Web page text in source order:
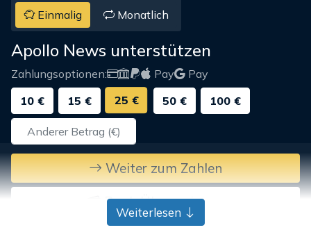
Einmalig Monatlich
Apollo News unterstützen
Zahlungsoptionen: Pay
Pay
10 €
15 € 25 € 50 € 100 €
Weiter zum Zahlen
Bank-Überweisung
Weiterlesen